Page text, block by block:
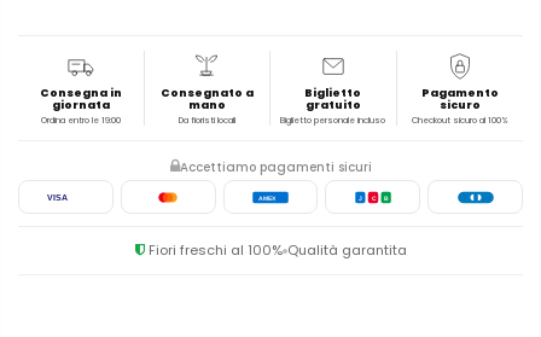
Consegna in
giornata
Ordina entro le 19:00
Consegnato a
mano
Da fioristi locali
Biglietto
gratuito
Biglietto personale incluso
Pagamento
sicuro
Checkout sicuro al 100%
Accettiamo pagamenti sicuri
VISA AMEX J C B
Fiori freschi al 100% Qualità garantita